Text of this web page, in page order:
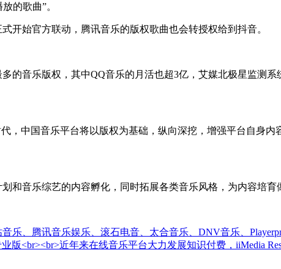
的歌曲”。
始官方联动，腾讯音乐的版权歌曲也会转授权给到抖音。
音乐版权，其中QQ音乐的月活也超3亿，艾媒北极星监测系
中国音乐平台将以版权为基础，纵向深挖，增强平台自身内
音乐综艺的内容孵化，同时拓展各类音乐风格，为内容培育
、腾讯音乐娱乐、滚石电音、太合音乐、DNV音乐、
版<br><br>近年来在线音乐平台大力发展知识付费，iiMedia